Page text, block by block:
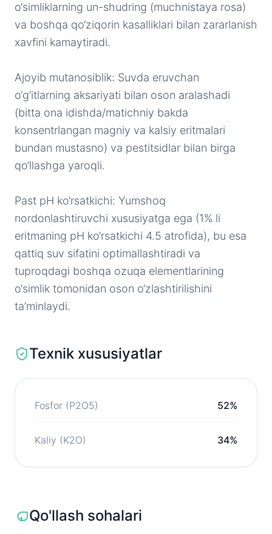
o‘simliklarning un-shudring (muchnistaya rosa)
va boshqa qo‘ziqorin kasalliklari bilan zararlanish
xavfini kamaytiradi.
Ajoyib mutanosiblik: Suvda eruvchan
o‘g‘itlarning aksariyati bilan oson aralashadi
(bitta ona idishda/matichniy bakda
konsentrlangan magniy va kalsiy eritmalari
bundan mustasno) va pestitsidlar bilan birga
qo‘llashga yaroqli.
Past pH ko‘rsatkichi: Yumshoq
nordonlashtiruvchi xususiyatga ega (1% li
eritmaning pH ko‘rsatkichi 4.5 atrofida), bu esa
qattiq suv sifatini optimallashtiradi va
tuproqdagi boshqa ozuqa elementlarining
o‘simlik tomonidan oson o‘zlashtirilishini
ta’minlaydi.
Texnik xususiyatlar
Fosfor (P2O5) 52%
Kaliy (K2O) 34%
Qo'llash sohalari